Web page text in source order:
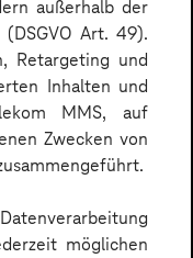
außerhalb der
Art. 49).
Retargeting und
Inhalten und
MMS, auf
Zwecken von
möglichen